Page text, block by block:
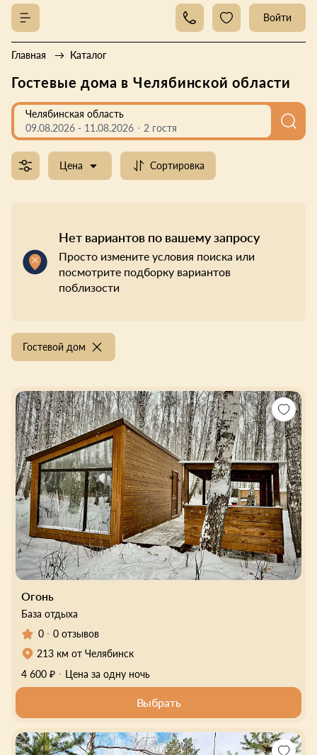
Войти
Главная Каталог
Гостевые дома в Челябинской области
Челябинская область
09.08.2026 - 11.08.2026 2 гостя
Цена Сортировка
Нет вариантов по вашему запросу
Просто измените условия поиска или
посмотрите подборку вариантов
поблизости
Гостевой дом
Огонь
База отдыха
0
0 отзывов
213 км от Челябинск
4 600 ₽
Цена за одну ночь
Выбрать